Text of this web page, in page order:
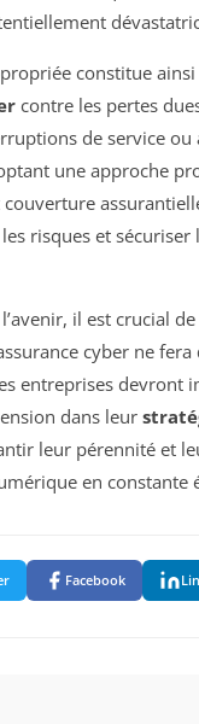
constitue
contre les pertes
de service ou
une approche
couverture
risques et sécuriser
il est crucial
cyber ne fera
entreprises devront
dans leur
leur pérennité et
en constante
Facebook